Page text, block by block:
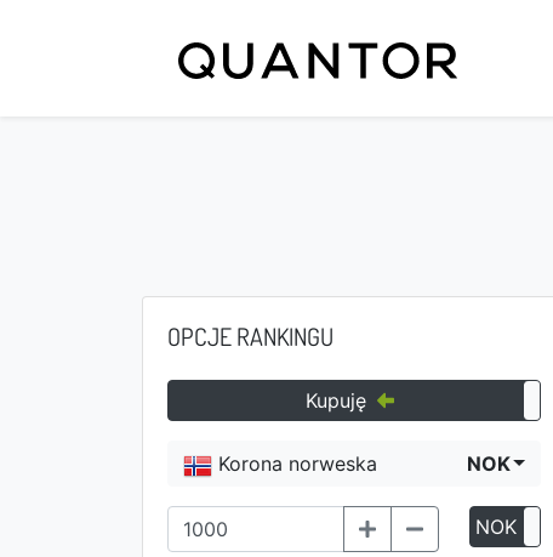
OPCJE RANKINGU
Kupuję
Korona norweska NOK
NOK